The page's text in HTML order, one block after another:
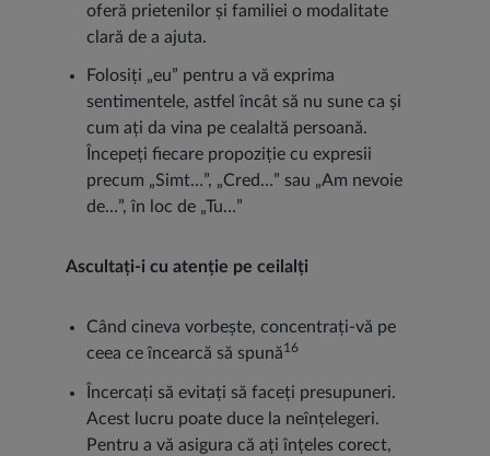
oferă prietenilor și familiei o modalitate
clară de a ajuta.
Folosiți „eu” pentru a vă exprima
sentimentele, astfel încât să nu sune ca și
cum ați da vina pe cealaltă persoană.
Începeți fiecare propoziție cu expresii
precum „Simt…”, „Cred…” sau „Am nevoie
de…”, în loc de „Tu…”
Ascultați-i cu atenție pe ceilalți
Când cineva vorbește, concentrați-vă pe
ceea ce încearcă să spună16
Încercați să evitați să faceți presupuneri.
Acest lucru poate duce la neînțelegeri.
Pentru a vă asigura că ați înțeles corect,